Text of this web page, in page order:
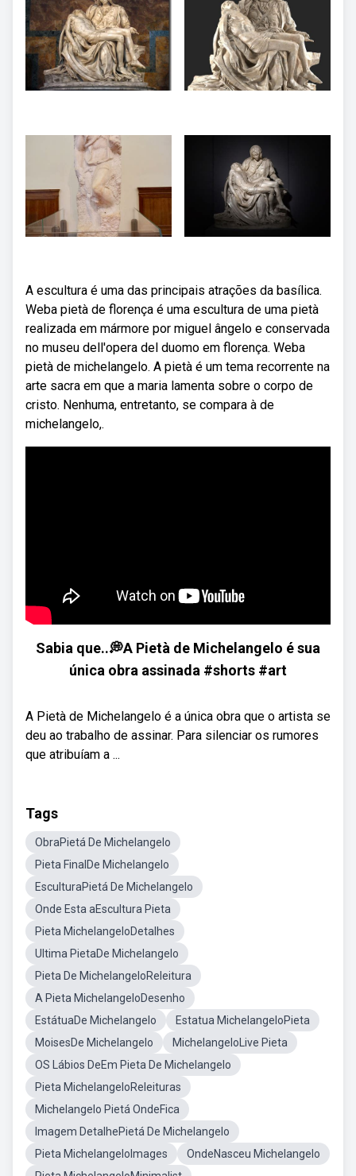
A escultura é uma das principais atrações da basílica.
Weba pietà de florença é uma escultura de uma pietà
realizada em mármore por miguel ângelo e conservada
no museu dell'opera del duomo em florença. Weba
pietà de michelangelo. A pietà é um tema recorrente na
arte sacra em que a maria lamenta sobre o corpo de
cristo. Nenhuma, entretanto, se compara à de
michelangelo,.
Sabia que..💭A Pietà de Michelangelo é sua
única obra assinada #shorts #art
A Pietà de Michelangelo é a única obra que o artista se
deu ao trabalho de assinar. Para silenciar os rumores
que atribuíam a ...
Tags
ObraPietá De Michelangelo
Pieta FinalDe Michelangelo
EsculturaPietá De Michelangelo
Onde Esta aEscultura Pieta
Pieta MichelangeloDetalhes
Ultima PietaDe Michelangelo
Pieta De MichelangeloReleitura
A Pieta MichelangeloDesenho
EstátuaDe Michelangelo
Estatua MichelangeloPieta
MoisesDe Michelangelo
MichelangeloLive Pieta
OS Lábios DeEm Pieta De Michelangelo
Pieta MichelangeloReleituras
Michelangelo Pietá OndeFica
Imagem DetalhePietá De Michelangelo
Pieta MichelangeloImages
OndeNasceu Michelangelo